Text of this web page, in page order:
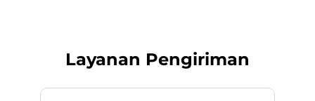
Layanan Pengiriman